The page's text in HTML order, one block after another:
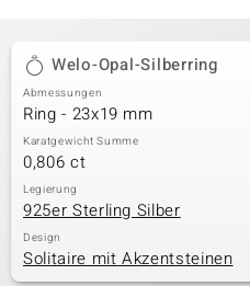
Classics
Welo-Opal-Silberring
Abmessungen
Ring - 23x19 mm
Karatgewicht Summe
0,806 ct
Legierung
925er Sterling Silber
Design
Solitaire mit Akzentsteinen